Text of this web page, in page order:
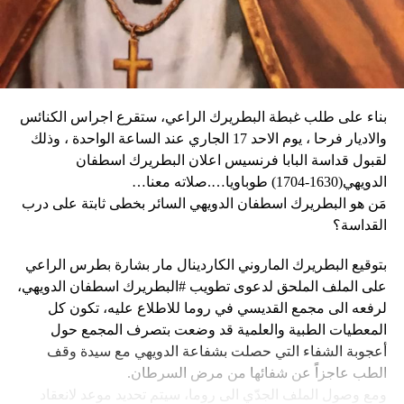
وكان شي قد كرّر الإثنين رغبته في العمل بهدف التوصل إلى حلّ
سياسي للحرب في أوكرانيا. وأيّد «هدنة أولمبية» دعا إليها
ماكرون لمناسبة أولمبياد باريس هذا الصيف.
نداء الوطن
وقال دارين: “المواطنون في حالة رعب، على الرغم من أن
زعيم العصابة جيمي شيريزير دعا المواطنين إلى عدم الخوف
عندما رأوا عصابته تحمل أسلحة، وقال إنهم يريدون فقط الإطاحة
وحاولت مجموعة من أفراد العصابات المدججين بالسلاح، يوم
الإثنين، السيطرة على مطار توسان لوفرتور الدولي، الأكبر في
البلاد، وتبادلوا إطلاق النار مع الشرطة والجنود، مما أدى إلى
إلغاء جميع الرحلات الداخلية والدولية.
ألف شخص من منازلهم منذ عطلة نهاية الأسبوع بسبب أعمال
العنف.
وقال رجل من هايتي يدعى نيكولا لوكالة رويترز للأنباء: “أجبرتنا
العصابات المسلحة على ترك منازلنا. دمروا بيوتنا ونحن الآن في
بناء على طلب غبطة البطريرك الراعي، ستقرع اجراس الكنائس
والاديار فرحا ، يوم الاحد 17 الجاري عند الساعة الواحدة ، وذلك
لقبول قداسة البابا فرنسيس اعلان البطريرك اسطفان
الدويهي(1630-1704) طوباويا….صلاته معنا…
مَن هو البطريرك اسطفان الدويهي السائر بخطى ثابتة على درب
القداسة؟
بتوقيع البطريرك الماروني الكاردينال مار بشارة بطرس الراعي
على الملف الملحق لدعوى تطويب #البطريرك اسطفان الدويهي،
لرفعه الى مجمع القديسي في روما للاطلاع عليه، تكون كل
المعطيات الطبية والعلمية قد وضعت بتصرف المجمع حول
أعجوبة الشفاء التي حصلت بشفاعة الدويهي مع سيدة وقف
الطب عاجزاً عن شفائها من مرض السرطان.
ومع وصول الملف الجدّي الى روما، سيتم تحديد موعد لانعقاد